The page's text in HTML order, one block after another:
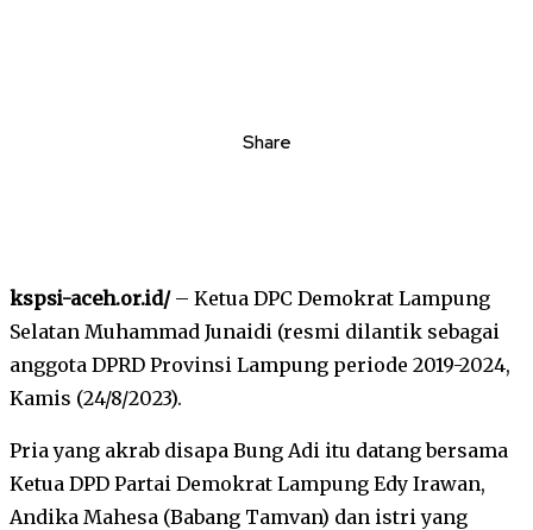
Share
kspsi-aceh.or.id/– Ketua DPC Demokrat Lampung
Selatan Muhammad Junaidi (resmi dilantik sebagai
anggota DPRD Provinsi Lampung periode 2019-2024,
Kamis (24/8/2023).
Pria yang akrab disapa Bung Adi itu datang bersama
Ketua DPD Partai Demokrat Lampung Edy Irawan,
Andika Mahesa (Babang Tamvan) dan istri yang